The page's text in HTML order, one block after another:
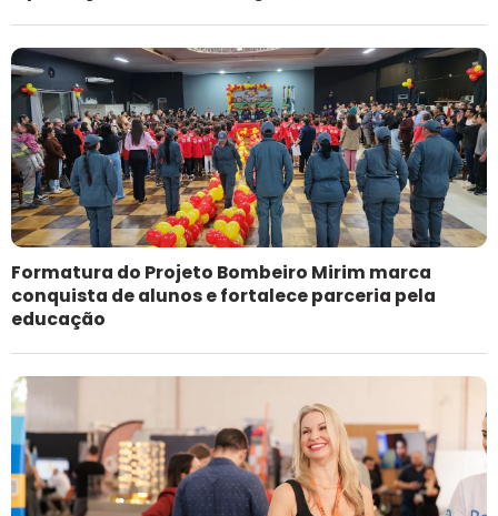
Formatura do Projeto Bombeiro Mirim marca
conquista de alunos e fortalece parceria pela
educação